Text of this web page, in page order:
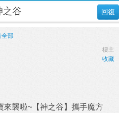
回復
之谷
全部
樓主
收藏
來襲啦~【神之谷】攜手魔方